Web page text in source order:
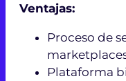
Ventajas:
Proceso de
Plataforma